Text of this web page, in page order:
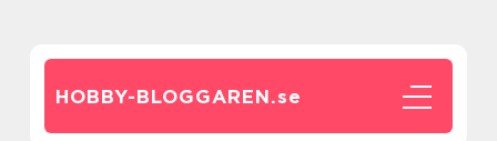
HOBBY-BLOGGAREN.se